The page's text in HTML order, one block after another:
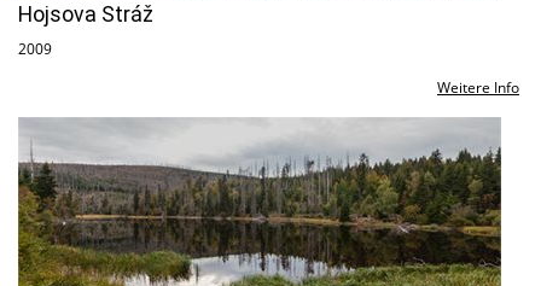
Hojsova Stráž
2009
Weitere Info